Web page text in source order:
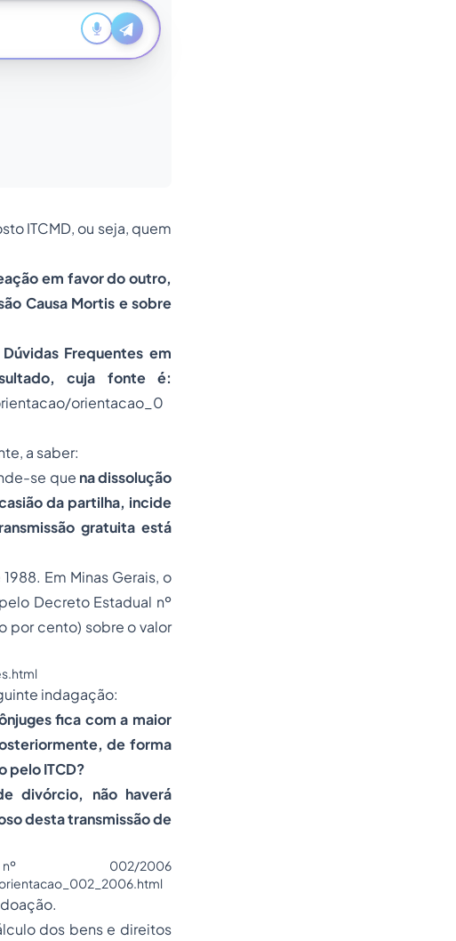
ITCMD, ou seja, quem
em favor do outro,
Causa Mortis e sobre
Frequentes em
cuja fonte é:
orientacao_0
a saber:
se que na dissolução
da partilha, incide
gratuita está
Em Minas Gerais, o
Decreto Estadual nº
por cento) sobre o valor
indagação:
fica com a maior
de forma
pelo ITCD?
divórcio, não haverá
desta transmissão de
002/2006
dos bens e direitos